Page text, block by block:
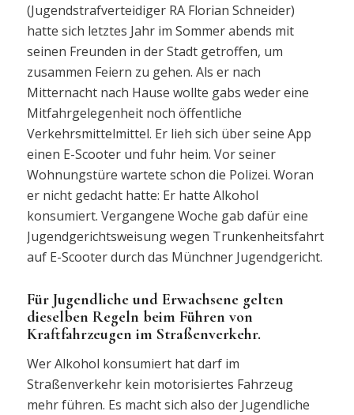
(Jugendstrafverteidiger RA Florian Schneider)
hatte sich letztes Jahr im Sommer abends mit
seinen Freunden in der Stadt getroffen, um
zusammen Feiern zu gehen. Als er nach
Mitternacht nach Hause wollte gabs weder eine
Mitfahrgelegenheit noch öffentliche
Verkehrsmittelmittel. Er lieh sich über seine App
einen E-Scooter und fuhr heim. Vor seiner
Wohnungstüre wartete schon die Polizei. Woran
er nicht gedacht hatte: Er hatte Alkohol
konsumiert. Vergangene Woche gab dafür eine
Jugendgerichtsweisung wegen Trunkenheitsfahrt
auf E-Scooter durch das Münchner Jugendgericht.
Für Jugendliche und Erwachsene gelten
dieselben Regeln beim Führen von
Kraftfahrzeugen im Straßenverkehr.
Wer Alkohol konsumiert hat darf im
Straßenverkehr kein motorisiertes Fahrzeug
mehr führen. Es macht sich also der Jugendliche